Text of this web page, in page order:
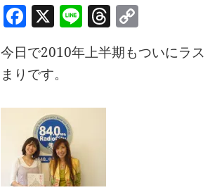
F
c
e
b
o
o
k
X Li
n
e
T
h
re p
今日で2010年上半期もついにラ
まりです。